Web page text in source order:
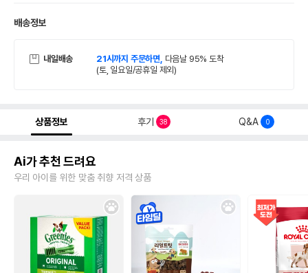
배송정보
내일배송 21시까지 주문하면, 다음날 95% 도착
(토, 일요일/공휴일 제외)
상품정보 후기 38 Q&A 0
Ai가 추천 드려요
우리 아이를 위한 맞춤 취향 저격 상품